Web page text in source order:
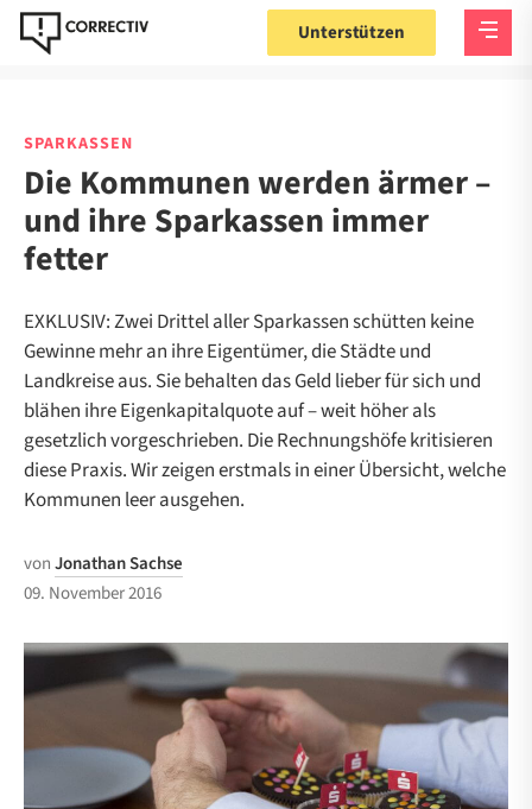
Unterstützen
SPARKASSEN
Die Kommunen werden ärmer –
und ihre Sparkassen immer
fetter
EXKLUSIV: Zwei Drittel aller Sparkassen schütten keine
Gewinne mehr an ihre Eigentümer, die Städte und
Landkreise aus. Sie behalten das Geld lieber für sich und
blähen ihre Eigenkapitalquote auf – weit höher als
gesetzlich vorgeschrieben. Die Rechnungshöfe kritisieren
diese Praxis. Wir zeigen erstmals in einer Übersicht, welche
Kommunen leer ausgehen.
vonJonathan Sachse
09. November 2016